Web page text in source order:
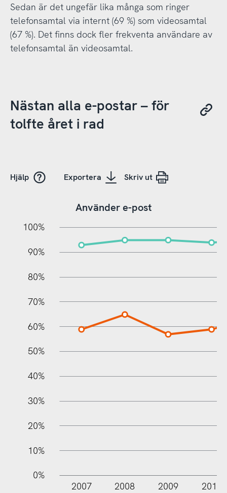
Sedan är det ungefär lika många som ringer
telefonsamtal via internt (69 %) som videosamtal
(67 %). Det finns dock fler frekventa användare av
telefonsamtal än videosamtal.
Nästan alla e-postar – för
tolfte året i rad
Hjälp Exportera Skriv ut
Använder e-post
10%
100%
90%
80%
70%
60%
50%
40%
30%
20%
10%
0%
2007 2008 2009 2010